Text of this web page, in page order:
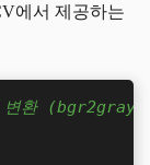
에서 제공하는
변환